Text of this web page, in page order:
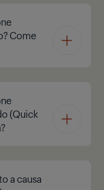
Come
(Quick
a causa